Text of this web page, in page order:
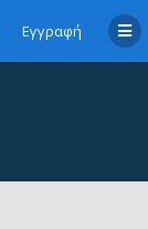
Εγγραφή